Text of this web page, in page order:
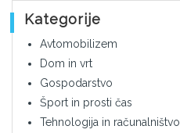
Kategorije
Avtomobilizem
Dom in vrt
Gospodarstvo
Šport in prosti čas
Tehnologija in računalništvo